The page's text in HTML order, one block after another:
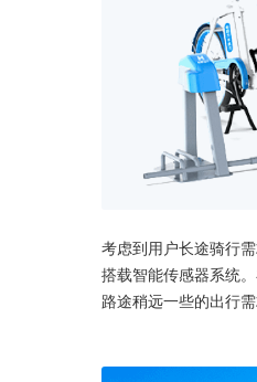
考虑到用户长途骑行
搭载智能传感器系统
路途稍远一些的出行需